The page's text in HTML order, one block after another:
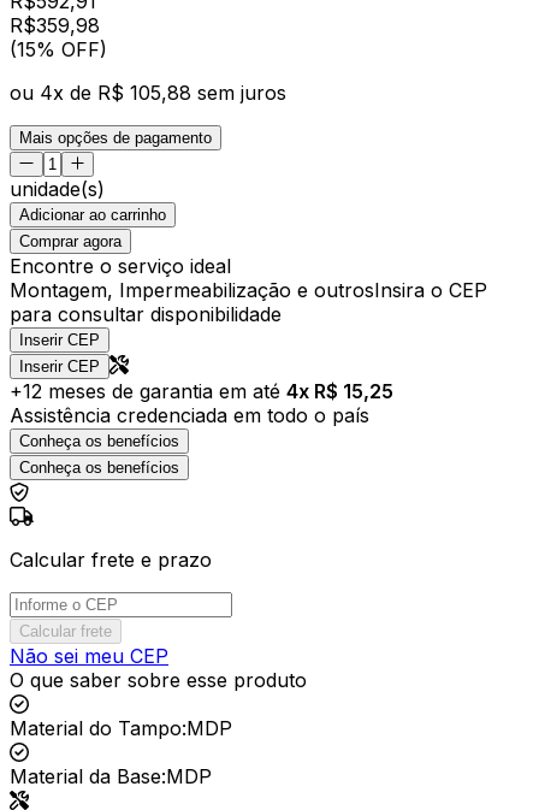
R$359,98
(15% OFF)
ou 4x de R$ 105,88 sem juros
Mais opções de pagamento
unidade(s)
Adicionar ao carrinho
Comprar agora
Encontre o serviço ideal
Montagem, Impermeabilização e outrosInsira o CEP
para consultar disponibilidade
Inserir CEP
Inserir CEP
+12 meses de garantia em até 4x R$ 15,25
Assistência credenciada em todo o país
Conheça os benefícios
Conheça os benefícios
Calcular frete e prazo
Calcular frete
Não sei meu CEP
O que saber sobre esse produto
Material do Tampo:MDP
Material da Base:MDP